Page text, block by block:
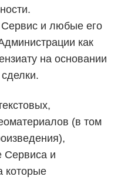
и любые его
как
на основании
(в том
Сервиса и
которые